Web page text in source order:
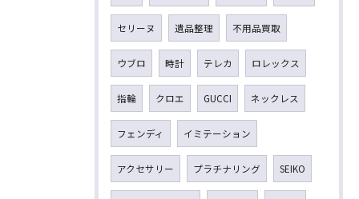
セリーヌ 遺品整理 不用品買取
ウブロ 時計 テレカ ロレックス
指輪 クロエ GUCCI ネックレス
フェンディ イミテーション
アクセサリー プラチナリング SEIKO